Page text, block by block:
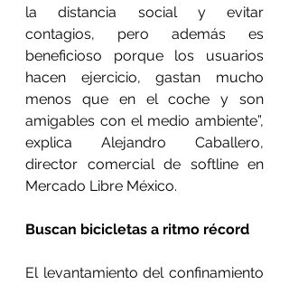
la distancia social y evitar
contagios, pero además es
beneficioso porque los usuarios
hacen ejercicio, gastan mucho
menos que en el coche y son
amigables con el medio ambiente”,
explica Alejandro Caballero,
director comercial de softline en
Mercado Libre México.
Buscan bicicletas a ritmo récord
El levantamiento del confinamiento